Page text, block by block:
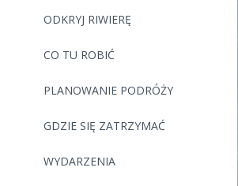
ODKRYJ RIWIERĘ
CO TU ROBIĆ
PLANOWANIE PODRÓŻY
GDZIE SIĘ ZATRZYMAĆ
WYDARZENIA